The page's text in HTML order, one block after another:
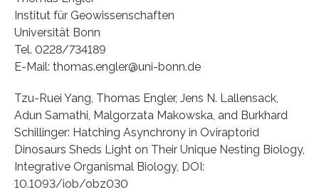
Institut für Geowissenschaften
Universität Bonn
Tel. 0228/734189
E-Mail: thomas.engler@uni-bonn.de
Tzu-Ruei Yang, Thomas Engler, Jens N. Lallensack,
Adun Samathi, Malgorzata Makowska, and Burkhard
Schillinger: Hatching Asynchrony in Oviraptorid
Dinosaurs Sheds Light on Their Unique Nesting Biology,
Integrative Organismal Biology, DOI:
10.1093/iob/obz030